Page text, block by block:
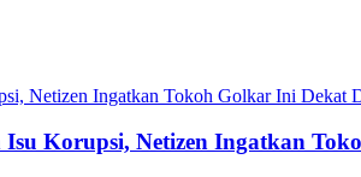
Korupsi, Netizen Ingatkan